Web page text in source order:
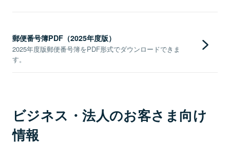
郵便番号簿PDF（2025年度版）
2025年度版郵便番号簿をPDF形式でダウンロードできま
す。
ビジネス・法人のお客さま向け
情報